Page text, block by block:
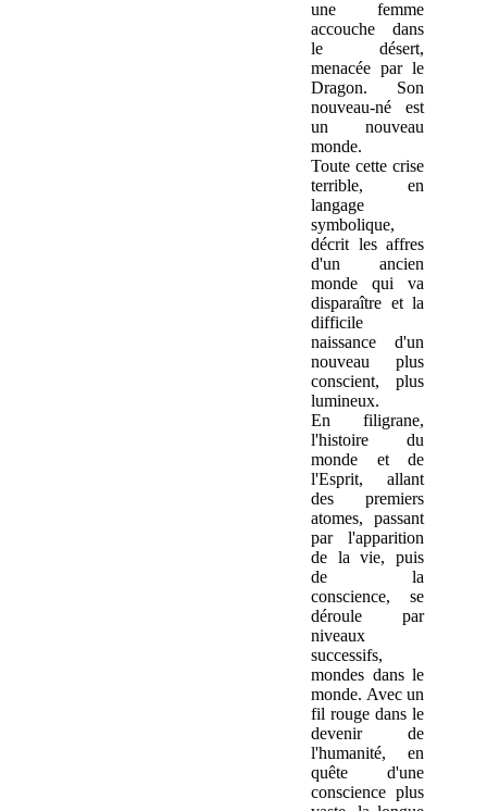
une femme
accouche dans
le désert,
menacée par le
Dragon. Son
nouveau-né est
un nouveau
monde.
Toute cette crise
terrible, en
langage
symbolique,
décrit les affres
d'un ancien
monde qui va
disparaître et la
difficile
naissance d'un
nouveau plus
conscient, plus
lumineux.
En filigrane,
l'histoire du
monde et de
l'Esprit, allant
des premiers
atomes, passant
par l'apparition
de la vie, puis
de la
conscience, se
déroule par
niveaux
successifs,
mondes dans le
monde. Avec un
fil rouge dans le
devenir de
l'humanité, en
quête d'une
conscience plus